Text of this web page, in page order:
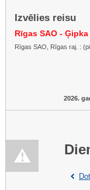
Izvēlies reisu
Rīgas SAO - Ģipka
Rīgas SAO, Rīgas raj. :
2026.